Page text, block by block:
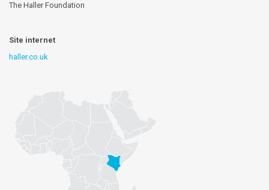
The Haller Foundation
Site internet
haller.co.uk